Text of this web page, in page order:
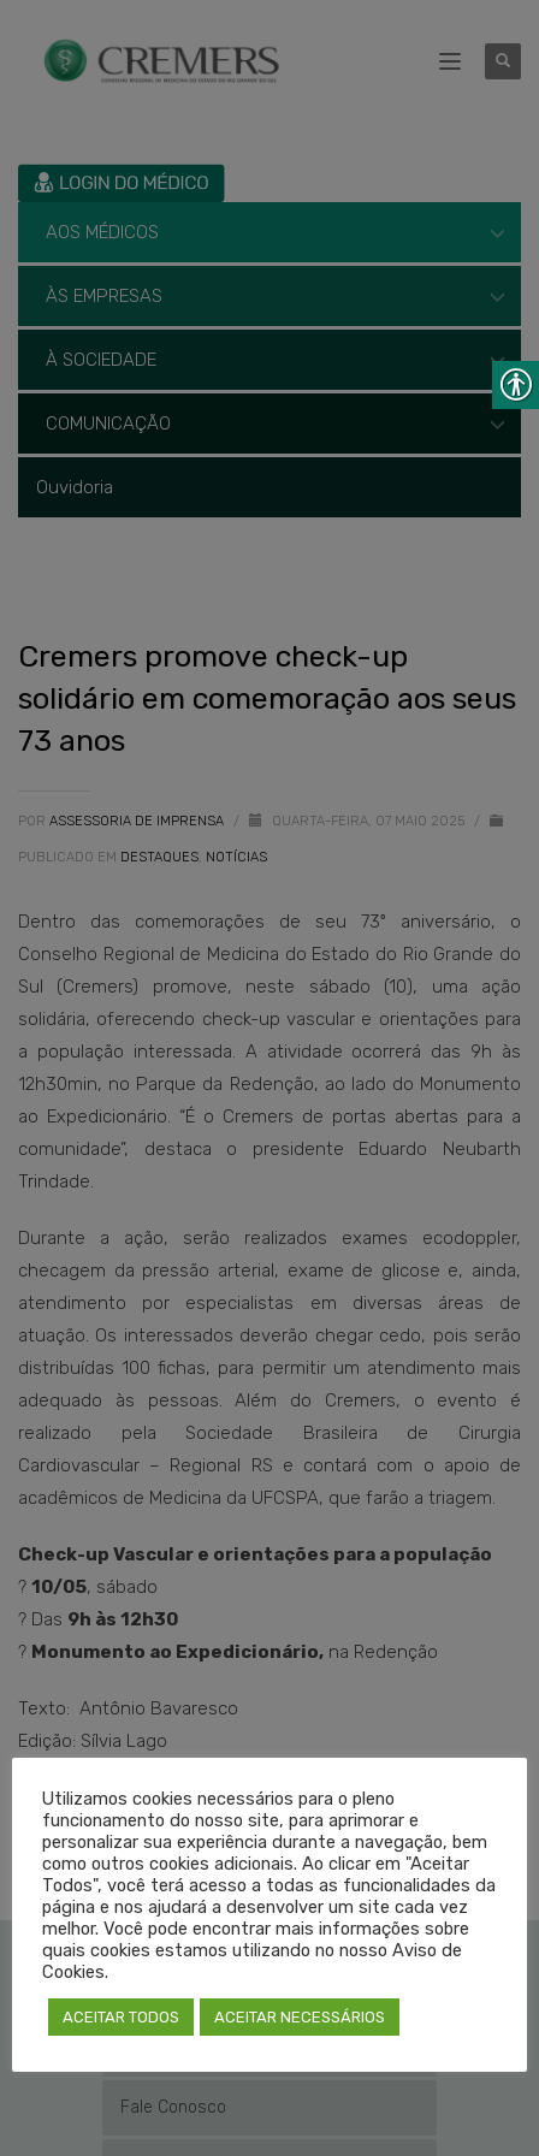
AOS MÉDICOS
ÀS EMPRESAS
À SOCIEDADE
COMUNICAÇÃO
Ouvidoria
Cremers promove check-up
solidário em comemoração aos seus
73 anos
POR ASSESSORIA DE IMPRENSA / QUARTA-FEIRA, 07 MAIO 2025 /
PUBLICADO EM DESTAQUES, NOTÍCIAS
Dentro das comemorações de seu 73º aniversário, o
Conselho Regional de Medicina do Estado do Rio Grande do
Sul (Cremers) promove, neste sábado (10), uma ação
solidária, oferecendo check-up vascular e orientações para
a população interessada. A atividade ocorrerá das 9h às
12h30min, no Parque da Redenção, ao lado do Monumento
ao Expedicionário. “É o Cremers de portas abertas para a
comunidade”, destaca o presidente Eduardo Neubarth
Trindade.
Durante a ação, serão realizados exames ecodoppler,
checagem da pressão arterial, exame de glicose e, ainda,
atendimento por especialistas em diversas áreas de
atuação. Os interessados deverão chegar cedo, pois serão
distribuídas 100 fichas, para permitir um atendimento mais
adequado às pessoas. Além do Cremers, o evento é
realizado pela Sociedade Brasileira de Cirurgia
Cardiovascular – Regional RS e contará com o apoio de
acadêmicos de Medicina da UFCSPA, que farão a triagem.
Check-up Vascular e orientações para a população
?️ 10/05, sábado
? Das 9h às 12h30
? Monumento ao Expedicionário, na Redenção
Texto: Antônio Bavaresco
Edição: Sílvia Lago
TAGGED EM: CHECK-UP,CREMERS ,VASCULAR
Fale Conosco
Utilizamos cookies necessários para o pleno
funcionamento do nosso site, para aprimorar e
personalizar sua experiência durante a navegação, bem
como outros cookies adicionais. Ao clicar em "Aceitar
Todos", você terá acesso a todas as funcionalidades da
página e nos ajudará a desenvolver um site cada vez
melhor. Você pode encontrar mais informações sobre
quais cookies estamos utilizando no nosso Aviso de
Cookies.
ACEITAR TODOS ACEITAR NECESSÁRIOS